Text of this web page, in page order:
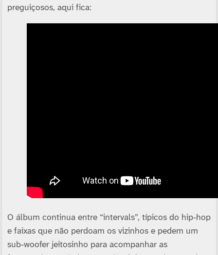
preguiçosos, aqui fica:
O álbum continua entre “intervals”, tí­picos do hip-hop
e faixas que não perdoam os vizinhos e pedem um
sub-woofer jeitosinho para acompanhar as